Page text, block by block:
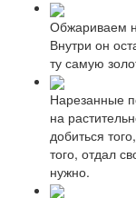
Обжариваем
Внутри он
ту самую
Нарезанные
на
добиться
того, отдал
нужно.